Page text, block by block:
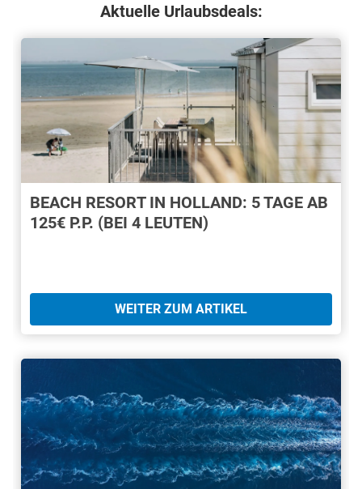
Aktuelle Urlaubsdeals:
BEACH RESORT IN HOLLAND: 5 TAGE AB
125€ P.P. (BEI 4 LEUTEN)
WEITER ZUM ARTIKEL